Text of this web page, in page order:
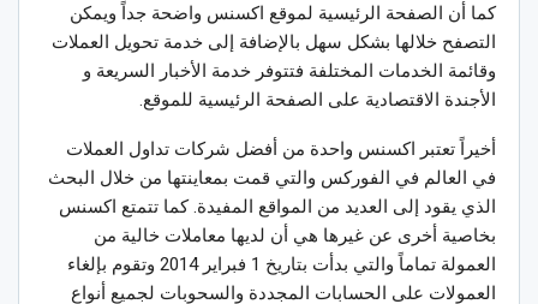
كما أن الصفحة الرئيسية لموقع اكسنس واضحة جداً ويمكن
التصفح خلالها بشكل سهل بالإضافة إلى خدمة تحويل العملات
وقائمة الخدمات المختلفة فتتوفر خدمة الأخبار السريعة و
الأجندة الاقتصادية على الصفحة الرئيسية للموقع.
أخيراً تعتبر اكسنس واحدة من أفضل شركات تداول العملات
في العالم في الفوركس والتي قمت بمعاينتها من خلال البحث
الذي يقود إلى العديد من المواقع المفيدة. كما تتمتع اكسنس
بخاصية أخرى عن غيرها هي أن لديها معاملات خالية من
العمولة تماماً والتي بدأت بتاريخ 1 فبراير 2014 وتقوم بإلغاء
العمولات على الحسابات المجددة والسحوبات لجميع أنواع